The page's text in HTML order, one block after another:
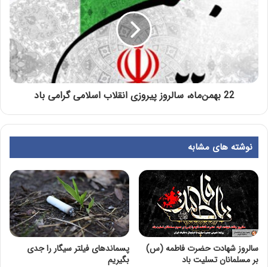
22 بهمن‌ماه، سالروز پیروزی انقلاب اسلامی گرامی باد
نوشته های مشابه
سالروز شهادت حضرت فاطمه (س)
بر مسلمانان تسلیت باد
پسماندهای فیلتر سیگار را جدی
بگیریم